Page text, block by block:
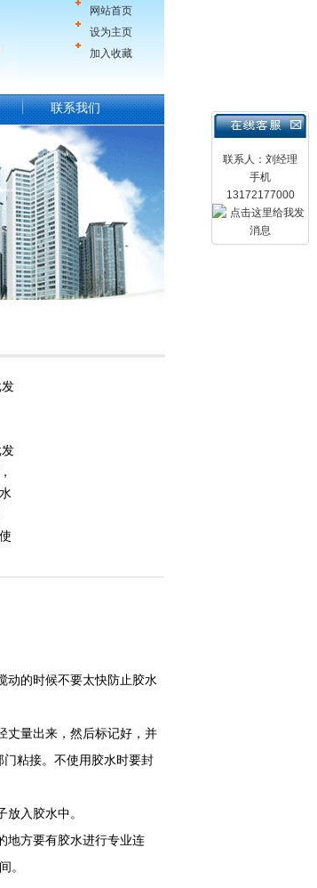
网站首页
设为主页
加入收藏
联系人：刘经理
手机
13172177000
联系我们
的时候不要太快防止胶水
量出来，然后标记好，并
粘接。不使用胶水时要封
入胶水中。
方要有胶水进行专业连
。